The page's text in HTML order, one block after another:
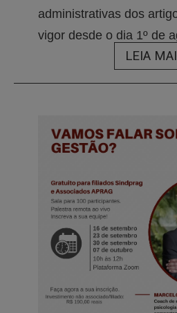
administrativas dos
vigor desde o dia 1º de
LEIA